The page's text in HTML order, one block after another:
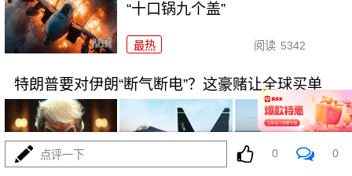
“十口锅九个盖”
最热 阅读 5342
特朗普要对伊朗“断气断电”？这豪赌让全球买单
点评一下 0 0